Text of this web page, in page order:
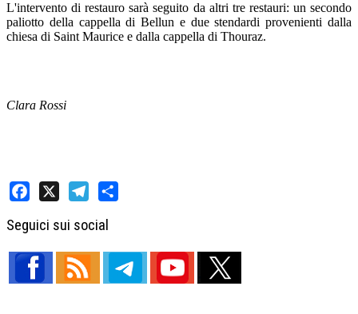
L'intervento di restauro sarà seguito da altri tre restauri: un secondo
paliotto della cappella di Bellun e due stendardi provenienti dalla
chiesa di Saint Maurice e dalla cappella di Thouraz.
Clara Rossi
Seguici sui social